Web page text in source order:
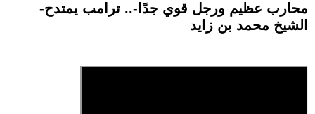
-محارب عظيم ورجل قوي جدًا-.. ترامب يمتدح
الشيخ محمد بن زايد